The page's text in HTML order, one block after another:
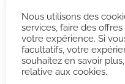
paradmin|17 Jan 2021
Des
adaptés à
Nous utilisons des
services, faire des
votre expérience. Si
facultatifs, votre
souhaitez en savoir
relative aux cookies.